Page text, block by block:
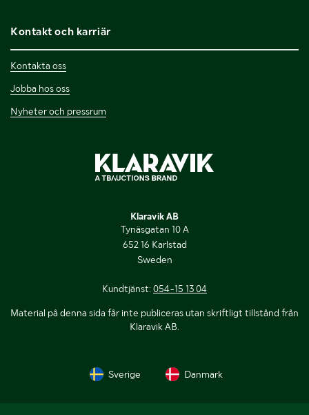
Kontakt och karriär
Kontakta oss
Jobba hos oss
Nyheter och pressrum
Klaravik AB
Tynäsgatan 10 A
652 16 Karlstad
Sweden
Kundtjänst: 054-15 13 04
Material på denna sida får inte publiceras utan skriftligt tillstånd från
Klaravik AB.
Sverige Danmark